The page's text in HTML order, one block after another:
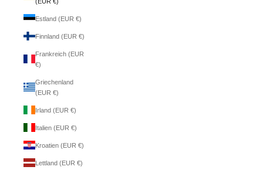
Estland (EUR €)
Finnland (EUR €)
Frankreich (EUR
€)
Griechenland
(EUR €)
Irland (EUR €)
Italien (EUR €)
Kroatien (EUR €)
Lettland (EUR €)